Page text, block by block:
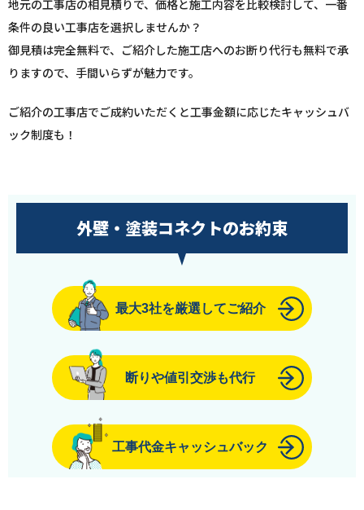
地元の工事店の相見積りで、価格と施工内容を比較検討して、一番
条件の良い工事店を選択しませんか？
御見積は完全無料で、ご紹介した施工店へのお断り代行も無料で承
りますので、手間いらずが魅力です。
ご紹介の工事店でご成約いただくと工事金額に応じたキャッシュバ
ック制度も！
外壁・塗装コネクトのお約束
最大3社を厳選してご紹介
断りや値引交渉も代行
工事代金キャッシュバック